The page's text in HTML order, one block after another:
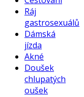
Ráj
gastrosexuálů
Dámská
jízda
Akné
Doušek
chlupatých
oušek